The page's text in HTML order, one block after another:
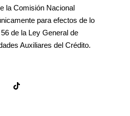
la Comisión Nacional
para efectos de lo
de la Ley General de
Auxiliares del Crédito.